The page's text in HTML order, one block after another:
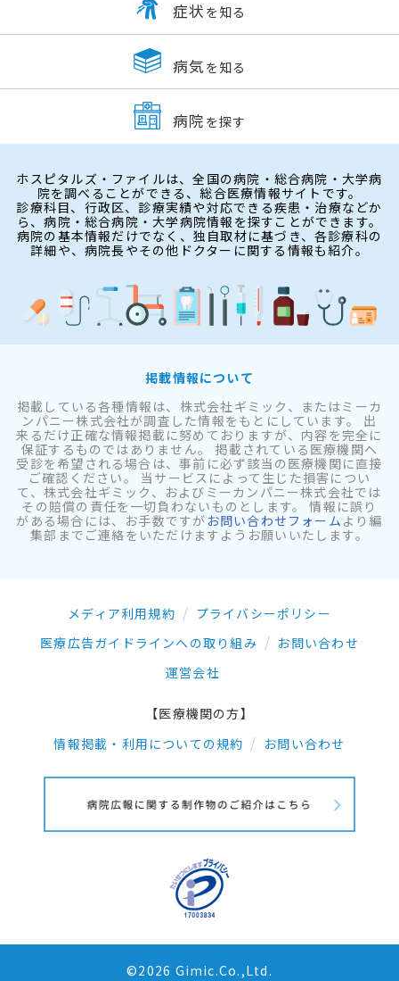
症状 を知る
病気 を知る
病院 を探す
ホスピタルズ・ファイルは、全国の病院・総合病院・大学病
院を調べることができる、総合医療情報サイトです。
診療科目、行政区、診療実績や対応できる疾患・治療などか
ら、病院・総合病院・大学病院情報を探すことができます。
病院の基本情報だけでなく、独自取材に基づき、各診療科の
詳細や、病院長やその他ドクターに関する情報も紹介。
掲載情報について
掲載している各種情報は、株式会社ギミック、またはミーカ
ンパニー株式会社が調査した情報をもとにしています。 出
来るだけ正確な情報掲載に努めておりますが、内容を完全に
保証するものではありません。 掲載されている医療機関へ
受診を希望される場合は、事前に必ず該当の医療機関に直接
ご確認ください。 当サービスによって生じた損害につい
て、株式会社ギミック、およびミーカンパニー株式会社では
その賠償の責任を一切負わないものとします。 情報に誤り
がある場合には、お手数ですが お問い合わせフォーム より編
集部までご連絡をいただけますようお願いいたします。
メディア利用規約
プライバシーポリシー
医療広告ガイドラインへの取り組み
お問い合わせ
運営会社
【医療機関の方】
情報掲載・利用についての規約
お問い合わせ
©2026 Gimic.Co.,Ltd.